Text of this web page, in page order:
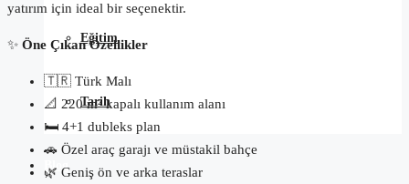
Eğitim
Tarih
Blog
yatırım için ideal bir seçenektir.
✨ Öne Çıkan Özellikler
🇹🇷 Türk Malı
📐 220 m² kapalı kullanım alanı
🛏️ 4+1 dubleks plan
🚗 Özel araç garajı ve müstakil bahçe
🌿 Geniş ön ve arka teraslar